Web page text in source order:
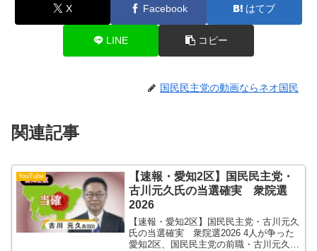
X Facebook はてブ
LINE コピー
国民民主党の動画ならネオ国民
関連記事
YouTube
【速報・愛知2区】国民民主党・
古川元久氏の当選確実 衆院選
2026
【速報・愛知2区】国民民主党・古川元久
氏の当選確実 衆院選2026 4人が争った
愛知2区、国民民主党の前職・古川元久氏